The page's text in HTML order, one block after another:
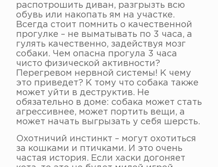
распотрошить диван, разгрызть всю
обувь или накопать ям на участке.
Всегда стоит помнить о качественной
прогулке – не выматывать по 3 часа, а
гулять качественно, задействуя мозг
собаки. Чем опасна прогула 3 часа
чисто физической активности?
Перегревом нервной системы! К чему
это приведет? К тому что собака также
может уйти в деструктив. Не
обязательно в доме: собака может стать
агрессивнее, может портить вещи, а
может начать выгрызать у себя шерсть.
Охотничий инстинкт – могут охотиться
за кошками и птичками. И это очень
частая история. Если хаски догоняет